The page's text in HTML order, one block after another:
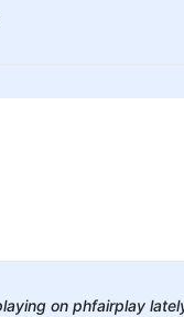
on phfairplay